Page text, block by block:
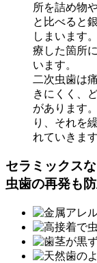
所を詰め物
と比べると
しまいます
療した箇所
います。
二次虫歯は
きにくく、
があります
り、それを
れていきます
セラミックス
虫歯の再発も